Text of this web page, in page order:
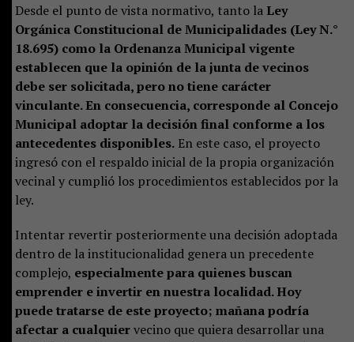
Desde el punto de vista normativo, tanto la Ley
Orgánica Constitucional de Municipalidades (Ley N.°
18.695) como la Ordenanza Municipal vigente
establecen que la opinión de la junta de vecinos
debe ser solicitada, pero no tiene carácter
vinculante. En consecuencia, corresponde al Concejo
Municipal adoptar la decisión final conforme a los
antecedentes disponibles.En este caso, el proyecto
ingresó con el respaldo inicial de la propia organización
vecinal y cumplió los procedimientos establecidos por la
ley.
Intentar revertir posteriormente una decisión adoptada
dentro de la institucionalidad genera un precedente
complejo, especialmente para quienes buscan
emprender e invertir en nuestra localidad. Hoy
puede tratarse de este proyecto; mañana podría
afectar a cualquiervecino que quiera desarrollar una